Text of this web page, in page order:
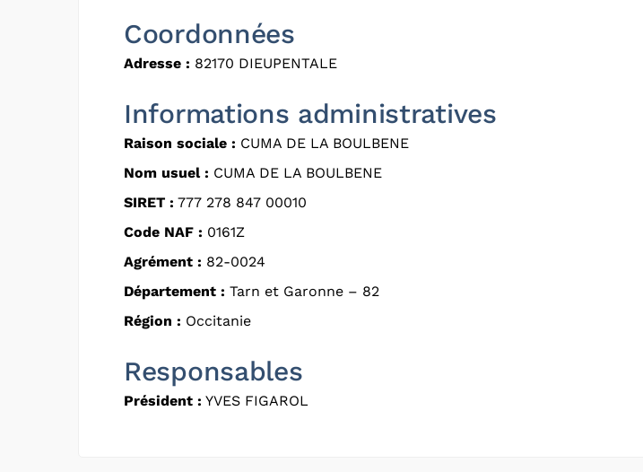
Coordonnées
Adresse : 82170 DIEUPENTALE
Informations administratives
Raison sociale : CUMA DE LA BOULBENE
Nom usuel : CUMA DE LA BOULBENE
SIRET : 777 278 847 00010
Code NAF : 0161Z
Agrément : 82-0024
Département : Tarn et Garonne – 82
Région : Occitanie
Responsables
Président : YVES FIGAROL